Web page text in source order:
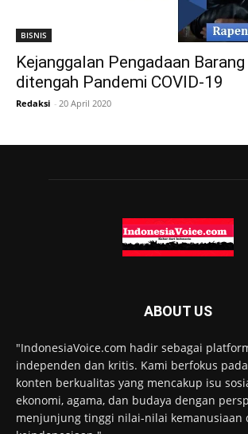
BISNIS
Kejanggalan Pengadaan
ditengah Pandemi COVID-19
Redaksi - 20 April 2020
ABOUT US
"IndonesiaVoice.com hadir sebagai
independen dan kritis. Kami berfokus
konten berkualitas yang mencakup isu
ekonomi, agama, dan budaya dengan
menjunjung tinggi nilai-nilai kemanusiaan